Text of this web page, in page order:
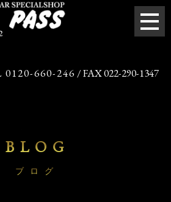
0120-660-246 / FAX 022-290-1347
BLOG
ブログ